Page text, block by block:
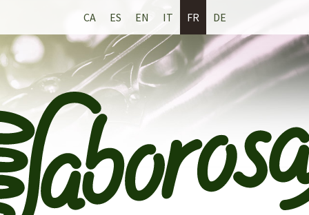
CA ES EN IT FR DE